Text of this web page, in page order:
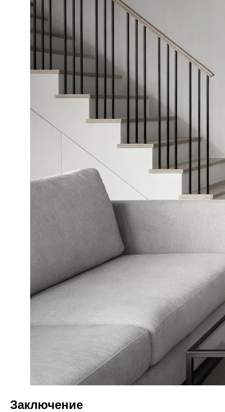
Заключение